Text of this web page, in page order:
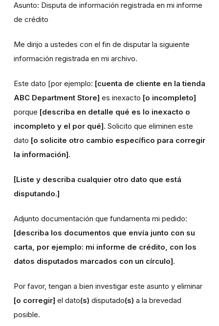
Asunto: Disputa de información registrada en mi informe
de crédito
Me dirijo a ustedes con el fin de disputar la siguiente
información registrada en mi archivo.
Este dato [por ejemplo: [cuenta de cliente en la tienda
ABC Department Store] es inexacto [o incompleto]
porque [describa en detalle qué es lo inexacto o
incompleto y el por qué]. Solicito que eliminen este
dato [o solicite otro cambio específico para corregir
la información].
[Liste y describa cualquier otro dato que está
disputando.]
Adjunto documentación que fundamenta mi pedido:
[describa los documentos que envía junto con su
carta, por ejemplo: mi informe de crédito, con los
datos disputados marcados con un círculo].
Por favor, tengan a bien investigar este asunto y eliminar
[o corregir] el dato(s) disputado(s) a la brevedad
posible.